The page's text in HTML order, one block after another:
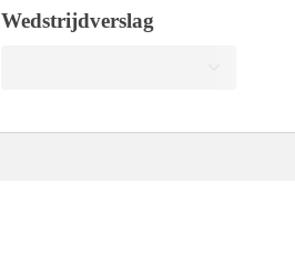
Wedstrijdverslag